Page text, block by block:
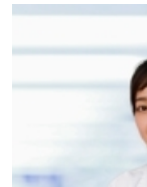
Đau tai, ù tai,
Ho kéo dài,
Khàn tiếng
Ngáy to, nghi
** Trường hợp có